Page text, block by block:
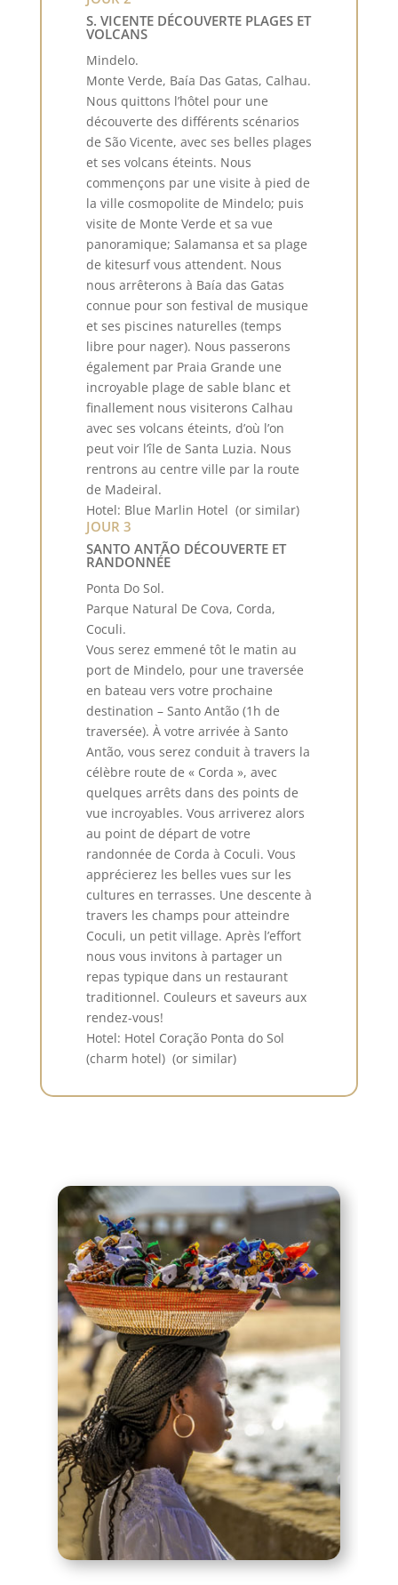
S. VICENTE DÉCOUVERTE PLAGES ET
VOLCANS
Mindelo.
Monte Verde, Baía Das Gatas, Calhau.
Nous quittons l’hôtel pour une
découverte des différents scénarios
de São Vicente, avec ses belles plages
et ses volcans éteints. Nous
commençons par une visite à pied de
la ville cosmopolite de Mindelo; puis
visite de Monte Verde et sa vue
panoramique; Salamansa et sa plage
de kitesurf vous attendent. Nous
nous arrêterons à Baía das Gatas
connue pour son festival de musique
et ses piscines naturelles (temps
libre pour nager). Nous passerons
également par Praia Grande une
incroyable plage de sable blanc et
finallement nous visiterons Calhau
avec ses volcans éteints, d’où l’on
peut voir l’île de Santa Luzia. Nous
rentrons au centre ville par la route
de Madeiral.
Hotel: Blue Marlin Hotel (or similar)
JOUR 3
SANTO ANTÃO DÉCOUVERTE ET
RANDONNÉE
Ponta Do Sol.
Parque Natural De Cova, Corda,
Coculi.
Vous serez emmené tôt le matin au
port de Mindelo, pour une traversée
en bateau vers votre prochaine
destination – Santo Antão (1h de
traversée). À votre arrivée à Santo
Antão, vous serez conduit à travers la
célèbre route de « Corda », avec
quelques arrêts dans des points de
vue incroyables. Vous arriverez alors
au point de départ de votre
randonnée de Corda à Coculi. Vous
apprécierez les belles vues sur les
cultures en terrasses. Une descente à
travers les champs pour atteindre
Coculi, un petit village. Après l’effort
nous vous invitons à partager un
repas typique dans un restaurant
traditionnel. Couleurs et saveurs aux
rendez-vous!
Hotel: Hotel Coração Ponta do Sol
(charm hotel) (or similar)